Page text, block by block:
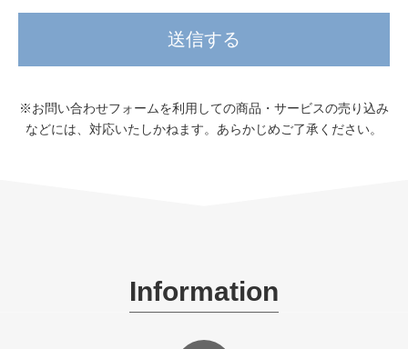
※お問い合わせフォームを利用しての商品・サービスの売り込み
などには、対応いたしかねます。あらかじめご了承ください。
Information